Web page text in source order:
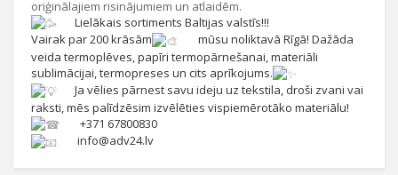
oriģinālajiem risinājumiem un atlaidēm.
Lielākais sortiments Baltijas valstīs!!!
Vairak par 200 krāsām
mūsu noliktavā Rīgā! Dažāda
veida termoplēves, papīri termopārnešanai, materiāli
sublimācijai, termopreses un cits aprīkojums.
Ja vēlies pārnest savu ideju uz tekstila, droši zvani vai
raksti, mēs palīdzēsim izvēlēties vispiemērotāko materiālu!
+371 67800830
info@adv24.lv